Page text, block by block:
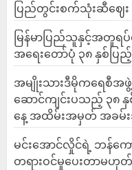
ပြည်တွင်းစက်သုံးဆီဈ
မြန်မာပြည်သူနှင့်အတူရ
အရေးတော်ပုံ ၃၈ နှစ်ပြ
အမျိုးသားဒီမိုကရေစီ
ဆောင်ကျင်းပသည့် ၃၈
နေ့ အထိမ်းအမှတ် အခမ်း
မင်းအောင်လှိုင်ရဲ့ ဘန်က
တရားဝင်မှုပေးတာမဟု